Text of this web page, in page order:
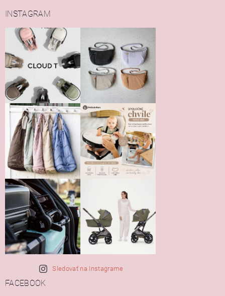
INSTAGRAM
Sledovať na Instagrame
FACEBOOK